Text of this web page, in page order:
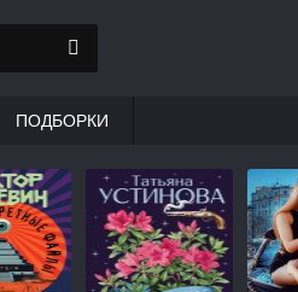
ПОДБОРКИ